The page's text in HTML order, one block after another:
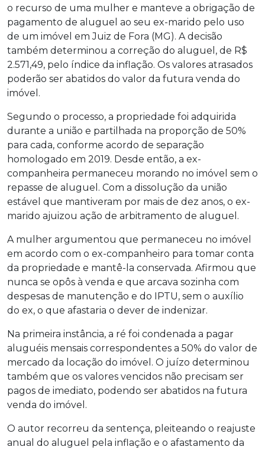
o recurso de uma mulher e manteve a obrigação de
pagamento de aluguel ao seu ex-marido pelo uso
de um imóvel em Juiz de Fora (MG). A decisão
também determinou a correção do aluguel, de R$
2.571,49, pelo índice da inflação. Os valores atrasados
poderão ser abatidos do valor da futura venda do
imóvel.
Segundo o processo, a propriedade foi adquirida
durante a união e partilhada na proporção de 50%
para cada, conforme acordo de separação
homologado em 2019. Desde então, a ex-
companheira permaneceu morando no imóvel sem o
repasse de aluguel. Com a dissolução da união
estável que mantiveram por mais de dez anos, o ex-
marido ajuizou ação de arbitramento de aluguel.
A mulher argumentou que permaneceu no imóvel
em acordo com o ex-companheiro para tomar conta
da propriedade e mantê-la conservada. Afirmou que
nunca se opôs à venda e que arcava sozinha com
despesas de manutenção e do IPTU, sem o auxílio
do ex, o que afastaria o dever de indenizar.
Na primeira instância, a ré foi condenada a pagar
aluguéis mensais correspondentes a 50% do valor de
mercado da locação do imóvel. O juízo determinou
também que os valores vencidos não precisam ser
pagos de imediato, podendo ser abatidos na futura
venda do imóvel.
O autor recorreu da sentença, pleiteando o reajuste
anual do aluguel pela inflação e o afastamento da